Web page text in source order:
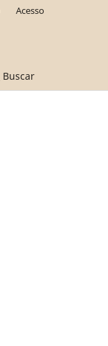
Buscar
Acesso